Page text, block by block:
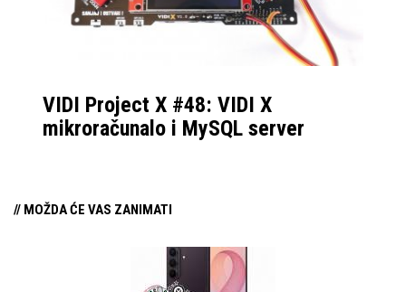
VIDI Project X #48: VIDI X
mikroračunalo i MySQL server
// MOŽDA ĆE VAS ZANIMATI